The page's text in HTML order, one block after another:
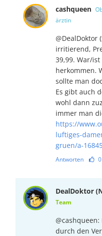
cashqueen
ärztin
@DealDoktor
irritierend,
39,99. War/
herkommen.
sollte man
Es gibt auch
wohl dann
immer man
https://
luftiges-
gruen/a-
Antworten 0
DealDoktor
Team
@cashqueen:
durch den